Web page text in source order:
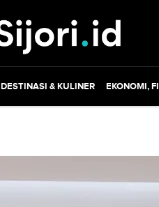
DESTINASI & KULINER EKONOMI,